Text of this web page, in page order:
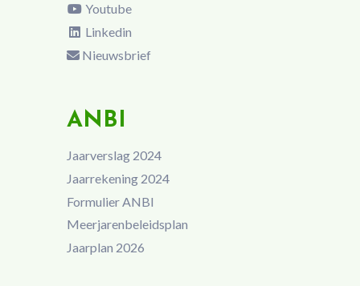
Youtube
Linkedin
Nieuwsbrief
ANBI
Jaarverslag 2024
Jaarrekening 2024
Formulier ANBI
Meerjarenbeleidsplan
Jaarplan 2026